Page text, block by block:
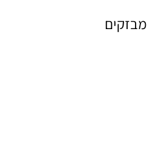
מבזקים